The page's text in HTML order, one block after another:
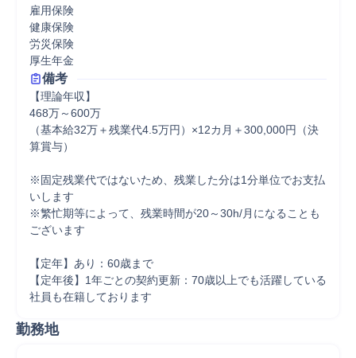
雇用保険
健康保険
労災保険
厚生年金
備考
【理論年収】
468万～600万
（基本給32万＋残業代4.5万円）×12カ月＋300,000円（決
算賞与）
※固定残業代ではないため、残業した分は1分単位でお支払
いします
※繁忙期等によって、残業時間が20～30h/月になることも
ございます
【定年】あり：60歳まで
【定年後】1年ごとの契約更新：70歳以上でも活躍している
社員も在籍しております
勤務地